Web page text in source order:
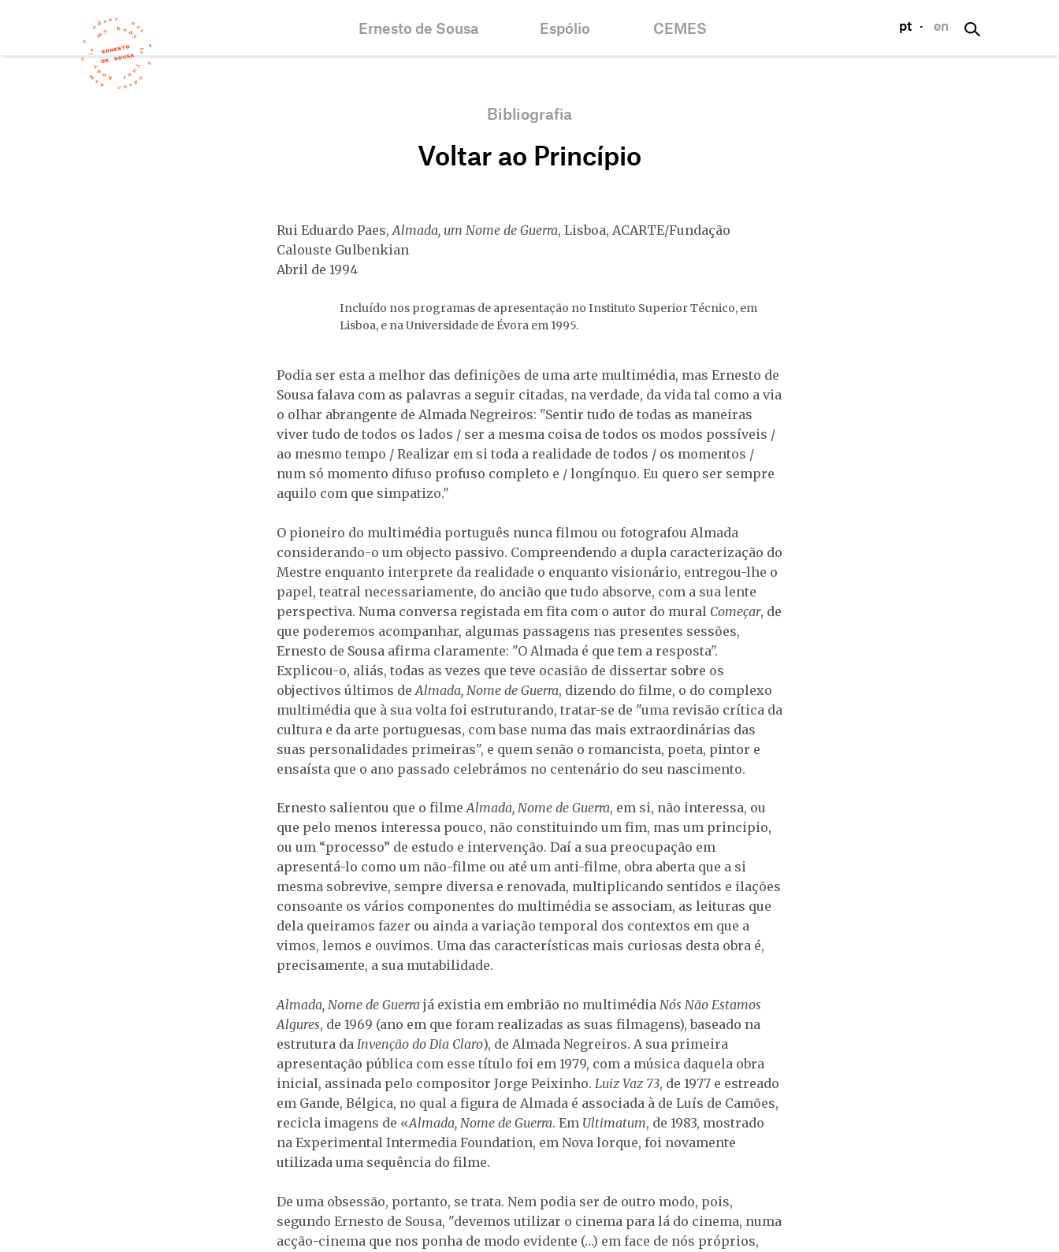
Ernesto de Sousa
Bibliografia
Espólio CEMES pt · en
Bibliografia
Voltar ao Princípio
Rui Eduardo Paes,Almada, um Nome de Guerra, Lisboa, ACARTE/Fundação
Calouste Gulbenkian
Abril de 1994
Incluído nos programas de apresentação no Instituto Superior Técnico, em
Lisboa, e na Universidade de Évora em 1995.
Podia ser esta a melhor das definições de uma arte multimédia, mas Ernesto de
Sousa falava com as palavras a seguir citadas, na verdade, da vida tal como a via
o olhar abrangente de Almada Negreiros: "Sentir tudo de todas as maneiras
viver tudo de todos os lados / ser a mesma coisa de todos os modos possíveis /
ao mesmo tempo / Realizar em si toda a realidade de todos / os momentos /
num só momento difuso profuso completo e / longínquo. Eu quero ser sempre
aquilo com que simpatizo."
O pioneiro do multimédia português nunca filmou ou fotografou Almada
considerando-o um objecto passivo. Compreendendo a dupla caracterização do
Mestre enquanto interprete da realidade o enquanto visionário, entregou-lhe o
papel, teatral necessariamente, do ancião que tudo absorve, com a sua lente
perspectiva. Numa conversa registada em fita com o autor do mural Começar, de
que poderemos acompanhar, algumas passagens nas presentes sessões,
Ernesto de Sousa afirma claramente: "O Almada é que tem a resposta".
Explicou-o, aliás, todas as vezes que teve ocasião de dissertar sobre os
objectivos últimos de Almada, Nome de Guerra, dizendo do filme, o do complexo
multimédia que à sua volta foi estruturando, tratar-se de "uma revisão crítica da
cultura e da arte portuguesas, com base numa das mais extraordinárias das
suas personalidades primeiras", e quem senão o romancista, poeta, pintor e
ensaísta que o ano passado celebrámos no centenário do seu nascimento.
Ernesto salientou que o filmeAlmada, Nome de Guerra, em si, não interessa, ou
que pelo menos interessa pouco, não constituindo um fim, mas um principio,
ou um “processo” de estudo e intervenção. Daí a sua preocupação em
apresentá-lo como um não-filme ou até um anti-filme, obra aberta que a si
mesma sobrevive, sempre diversa e renovada, multiplicando sentidos e ilações
consoante os vários componentes do multimédia se associam, as leituras que
dela queiramos fazer ou ainda a variação temporal dos contextos em que a
vimos, lemos e ouvimos. Uma das características mais curiosas desta obra é,
precisamente, a sua mutabilidade.
Almada, Nome de Guerra já existia em embrião no multimédia Nós Não Estamos
Algures, de 1969 (ano em que foram realizadas as suas filmagens), baseado na
estrutura da Invenção do Dia Claro), de Almada Negreiros. A sua primeira
apresentação pública com esse título foi em 1979, com a música daquela obra
inicial, assinada pelo compositor Jorge Peixinho. Luiz Vaz 73, de 1977 e estreado
em Gande, Bélgica, no qual a figura de Almada é associada à de Luís de Camões,
recicla imagens de «Almada, Nome de Guerra. Em Ultimatum, de 1983, mostrado
na Experimental Intermedia Foundation, em Nova lorque, foi novamente
utilizada uma sequência do filme.
De uma obsessão, portanto, se trata. Nem podia ser de outro modo, pois,
segundo Ernesto de Sousa, "devemos utilizar o cinema para lá do cinema, numa
acção-cinema que nos ponha de modo evidente (…) em face de nós próprios,